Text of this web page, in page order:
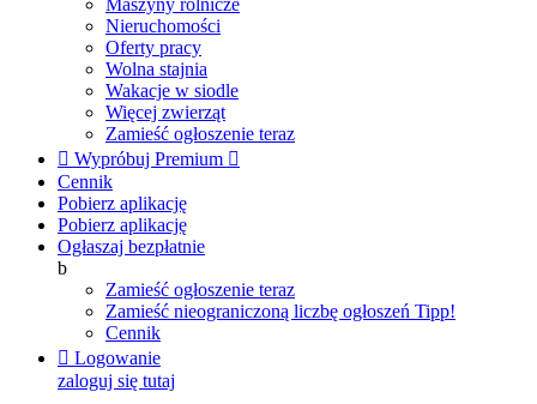
Maszyny rolnicze
Nieruchomości
Oferty pracy
Wolna stajnia
Wakacje w siodle
Więcej zwierząt
Zamieść ogłoszenie teraz
 Wypróbuj Premium 
Cennik
Pobierz aplikację
Pobierz aplikację
Ogłaszaj bezpłatnie
b
Zamieść ogłoszenie teraz
Zamieść nieograniczoną liczbę ogłoszeń Tipp!
Cennik
 Logowanie
zaloguj się tutaj